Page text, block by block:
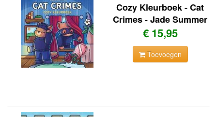
Cozy Kleurboek - Cat
Crimes - Jade Summer
€ 15,95
Toevoegen